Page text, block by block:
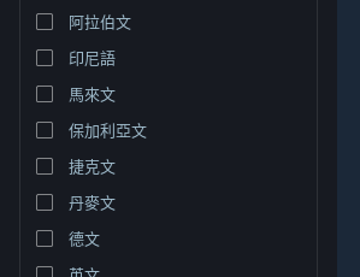
檢視電腦版網頁
阿拉伯文
印尼語
馬來文
保加利亞文
捷克文
丹麥文
德文